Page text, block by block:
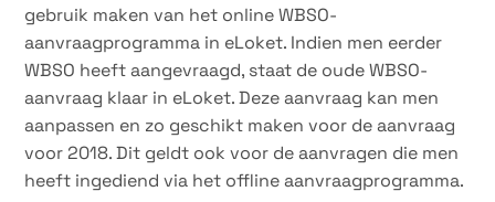
gebruik maken van het online WBSO-
aanvraagprogramma in eLoket. Indien men eerder
WBSO heeft aangevraagd, staat de oude WBSO-
aanvraag klaar in eLoket. Deze aanvraag kan men
aanpassen en zo geschikt maken voor de aanvraag
voor 2018. Dit geldt ook voor de aanvragen die men
heeft ingediend via het offline aanvraagprogramma.